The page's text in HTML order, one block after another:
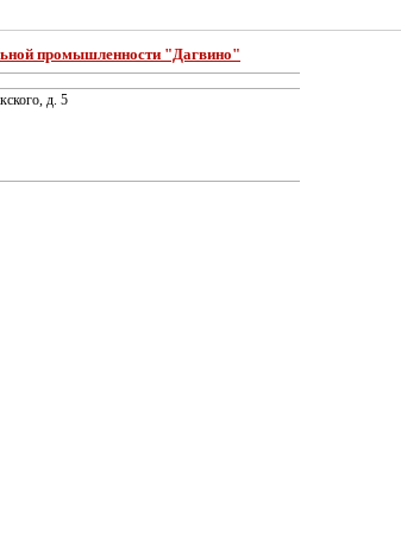
промышленности "Дагвино"
д. 5